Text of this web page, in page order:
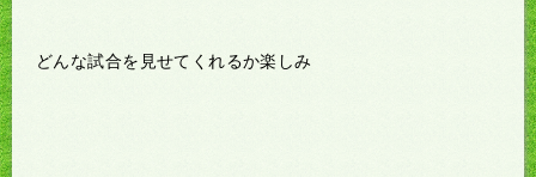
どんな試合を見せてくれるか楽しみ